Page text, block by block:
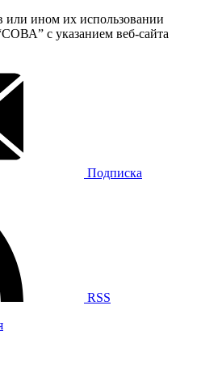
или ином их использовании
с указанием веб-сайта
Подписка
RSS